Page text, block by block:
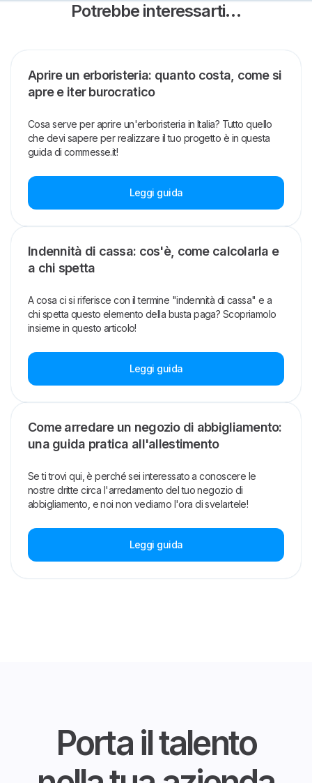
Potrebbe interessarti…
Aprire un erboristeria: quanto costa, come si
apre e iter burocratico
Cosa serve per aprire un'erboristeria in Italia? Tutto quello
che devi sapere per realizzare il tuo progetto è in questa
guida di commesse.it!
Leggi guida
Indennità di cassa: cos'è, come calcolarla e
a chi spetta
A cosa ci si riferisce con il termine "indennità di cassa" e a
chi spetta questo elemento della busta paga? Scopriamolo
insieme in questo articolo!
Leggi guida
Come arredare un negozio di abbigliamento:
una guida pratica all'allestimento
Se ti trovi qui, è perché sei interessato a conoscere le
nostre dritte circa l'arredamento del tuo negozio di
abbigliamento, e noi non vediamo l'ora di svelartele!
Leggi guida
Porta il talento